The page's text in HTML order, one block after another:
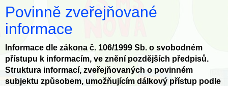
Povinně zveřejňované
informace
Informace dle zákona č. 106/1999 Sb. o svobodném
přístupu k informacím, ve znění pozdějších předpisů.
Struktura informací, zveřejňovaných o povinném
subjektu způsobem, umožňujícím dálkový přístup podle